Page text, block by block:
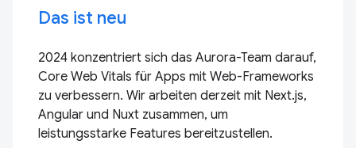
Das ist neu
2024 konzentriert sich das Aurora-Team darauf,
Core Web Vitals für Apps mit Web-Frameworks
zu verbessern. Wir arbeiten derzeit mit Next.js,
Angular und Nuxt zusammen, um
leistungsstarke Features bereitzustellen.